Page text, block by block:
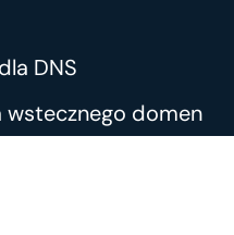
DNS
wstecznego domen